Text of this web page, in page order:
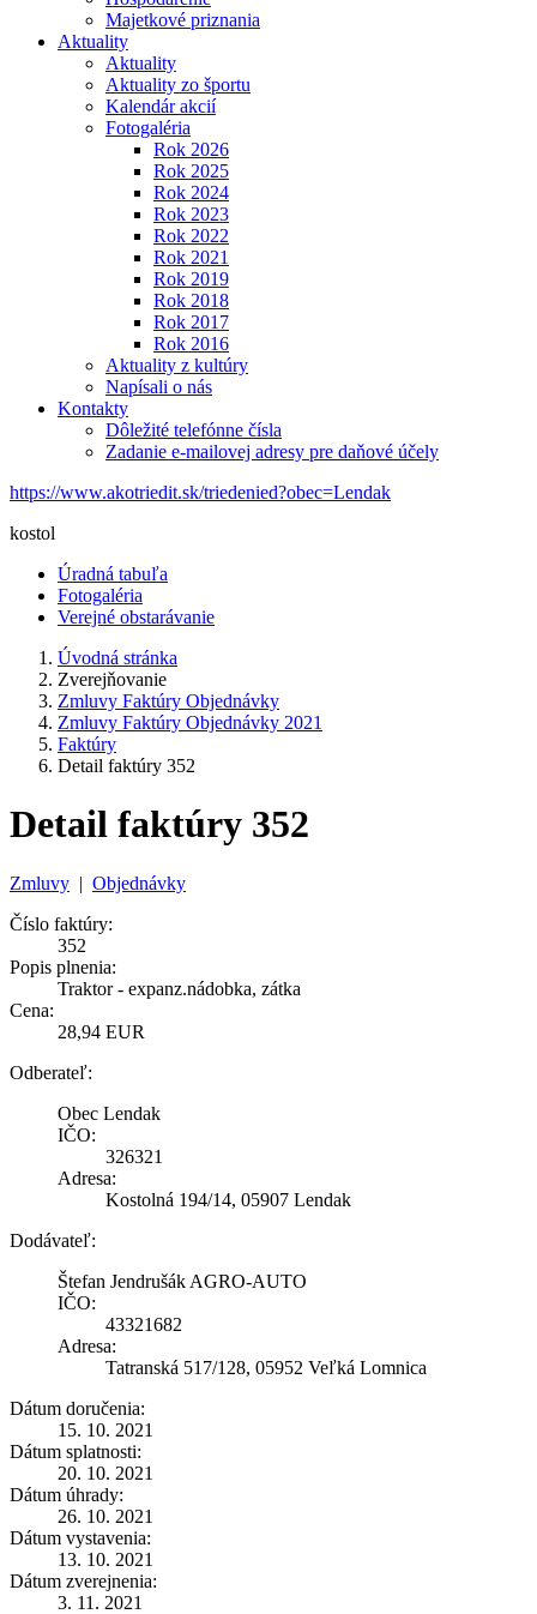
Majetkové priznania
Aktuality
Aktuality
Aktuality zo športu
Kalendár akcií
Fotogaléria
Rok 2026
Rok 2025
Rok 2024
Rok 2023
Rok 2022
Rok 2021
Rok 2019
Rok 2018
Rok 2017
Rok 2016
Aktuality z kultúry
Napísali o nás
Kontakty
Dôležité telefónne čísla
Zadanie e-mailovej adresy pre daňové účely
https://www.akotriedit.sk/triedenied?obec=Lendak
kostol
Úradná tabuľa
Fotogaléria
Verejné obstarávanie
Úvodná stránka
Zverejňovanie
Zmluvy Faktúry Objednávky
Zmluvy Faktúry Objednávky 2021
Faktúry
Detail faktúry 352
Detail faktúry 352
Zmluvy | Objednávky
Číslo faktúry:
352
Popis plnenia:
Traktor - expanz.nádobka, zátka
Cena:
28,94 EUR
Odberateľ:
Obec Lendak
IČO:
326321
Adresa:
Kostolná 194/14, 05907 Lendak
Dodávateľ:
Štefan Jendrušák AGRO-AUTO
IČO:
43321682
Adresa:
Tatranská 517/128, 05952 Veľká Lomnica
Dátum doručenia:
15. 10. 2021
Dátum splatnosti:
20. 10. 2021
Dátum úhrady:
26. 10. 2021
Dátum vystavenia:
13. 10. 2021
Dátum zverejnenia:
3. 11. 2021